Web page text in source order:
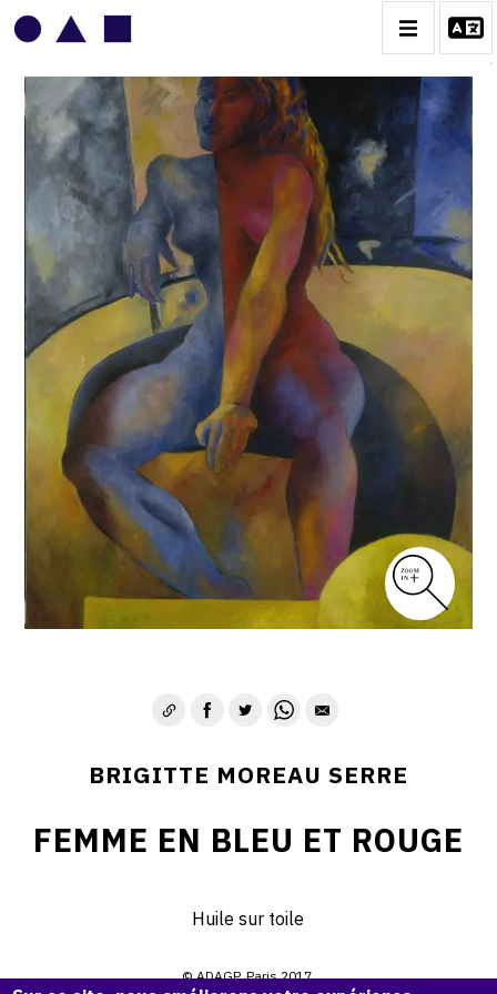
BRIGITTE MOREAU SERRE
BIOGRAPHIE
CATALOGUE DES OEUVRES
CONTACT
BRIGITTE MOREAU SERRE
FEMME EN BLEU ET ROUGE
Huile sur toile
© ADAGP, Paris 2017.